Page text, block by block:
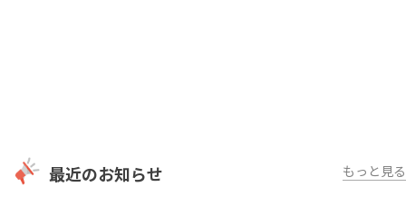
最近のお知らせ もっと見る